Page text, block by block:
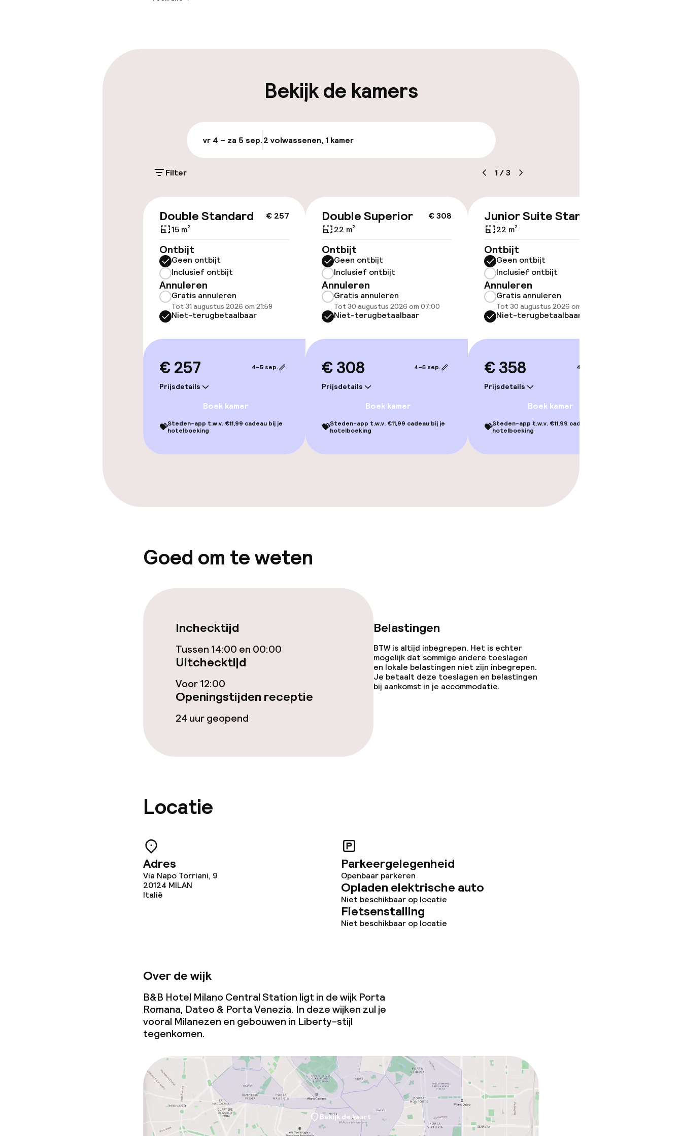
Toegankelijkheid
Lift
Zwemmen & wellness
Entertainment
Gratis wifi
Eet- en drinkgelegenheden
Beleid
(minder dan de 5 kg)
Bekijk de kamers
vr 4 – za 5 sep.2 volwassenen, 1 kamer
Filter 1 /3
€ 257
Double Standard
15 m²
Ontbijt
Geen ontbijt
Inclusief ontbijt
Annuleren
Gratis annuleren
Tot 31 augustus 2026 om 21:59
Niet-terugbetaalbaar
€ 257
Prijsdetails
4–5 sep.
Boek kamer
💝Steden-app t.w.v. €11,99 cadeau bij je
hotelboeking
€ 308
Double Superior
22 m²
Ontbijt
Geen ontbijt
Inclusief ontbijt
Annuleren
Gratis annuleren
Tot 30 augustus 2026 om 07:00
Niet-terugbetaalbaar
€ 308
Prijsdetails
4–5 sep.
Boek kamer
💝Steden-app t.w.v. €11,99 cadeau bij je
hotelboeking
Junior Suite Standard
22 m²
Ontbijt
Geen ontbijt
Inclusief ontbijt
Annuleren
Gratis annuleren
Tot 30 augustus 2026 om 07:00
Niet-terugbetaalbaar
€ 358
Prijsdetails
4–5 sep.
Boek kamer
💝Steden-app t.w.v. €11,99 cadeau bij je
hotelboeking
Goed om te weten
Inchecktijd
Tussen 14:00 en 00:00
Uitchecktijd
Voor 12:00
Openingstijden receptie
24 uur geopend
Belastingen
BTW is altijd inbegrepen. Het is echter
mogelijk dat sommige andere toeslagen
en lokale belastingen niet zijn inbegrepen.
Je betaalt deze toeslagen en belastingen
bij aankomst in je accommodatie.
Locatie
Adres
Via Napo Torriani, 9
20124 MILAN
Italië
Parkeergelegenheid
Openbaar parkeren
Opladen elektrische auto
Niet beschikbaar op locatie
Fietsenstalling
Niet beschikbaar op locatie
Over de wijk
B&B Hotel Milano Central Station ligt in de wijk Porta
Romana, Dateo & Porta Venezia. In deze wijken zul je
vooral Milanezen en gebouwen in Liberty-stijl
tegenkomen.
Bekijk de kaart